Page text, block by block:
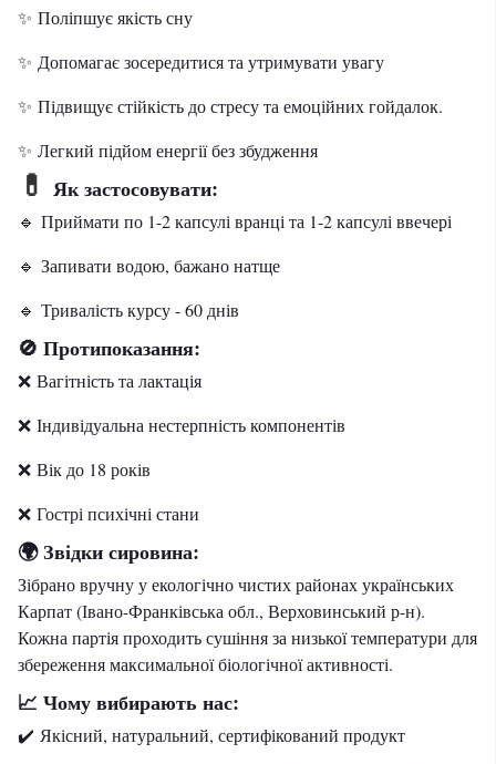
✨ Поліпшує якість сну
✨ Допомагає зосередитися та утримувати увагу
✨ Підвищує стійкість до стресу та емоційних гойдалок.
✨ Легкий підйом енергії без збудження
💊 Як застосовувати:
🔹 Приймати по 1-2 капсулі вранці та 1-2 капсулі ввечері
🔹 Запивати водою, бажано натще
🔹 Тривалість курсу - 60 днів
🚫 Протипоказання:
❌ Вагітність та лактація
❌ Індивідуальна нестерпність компонентів
❌ Вік до 18 років
❌ Гострі психічні стани
🌍Звідки сировина:
Зібрано вручну у екологічно чистих районах українських
Карпат (Івано-Франківська обл., Верховинський р-н).
Кожна партія проходить сушіння за низької температури для
збереження максимальної біологічної активності.
📈 Чому вибирають нас:
✔️ Якісний, натуральний, сертифікований продукт